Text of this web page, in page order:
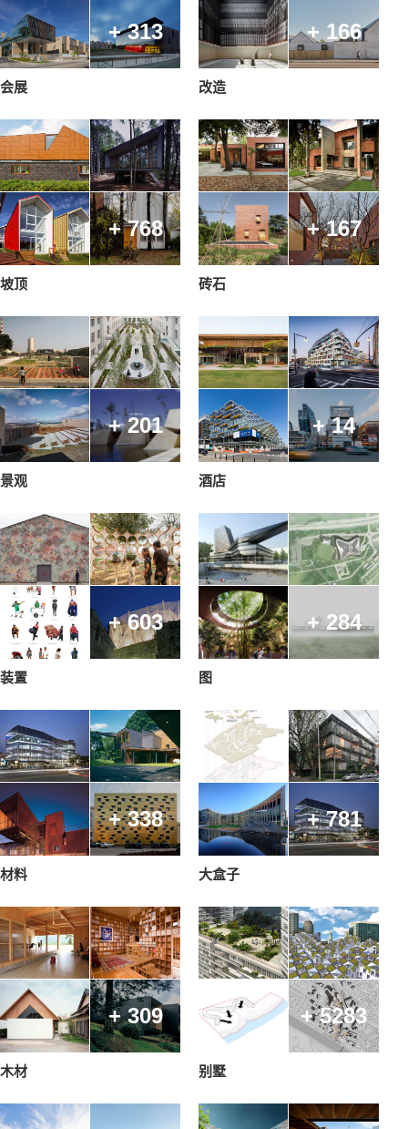
+ 313
会展
+ 166
改造
+ 768
坡顶
+ 167
砖石
+ 201
景观
+ 14
酒店
+ 603
装置
+ 284
图
+ 338
材料
+ 781
大盒子
+ 309
木材
+ 5283
别墅